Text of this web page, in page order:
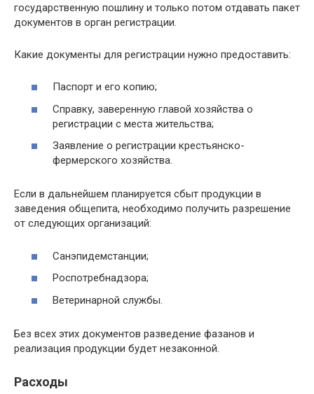
государственную пошлину и только потом отдавать пакет
документов в орган регистрации.
Какие документы для регистрации нужно предоставить:
Паспорт и его копию;
Справку, заверенную главой хозяйства о
регистрации с места жительства;
Заявление о регистрации крестьянско-
фермерского хозяйства.
Если в дальнейшем планируется сбыт продукции в
заведения общепита, необходимо получить разрешение
от следующих организаций:
Санэпидемстанции;
Роспотребнадзора;
Ветеринарной службы.
Без всех этих документов разведение фазанов и
реализация продукции будет незаконной.
Расходы